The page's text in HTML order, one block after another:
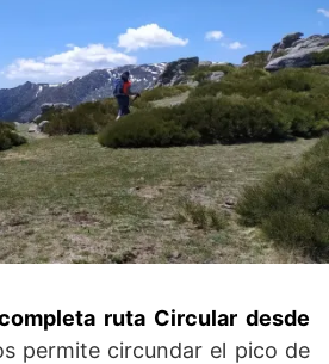
ruta Circular desde
permite circundar el pico de